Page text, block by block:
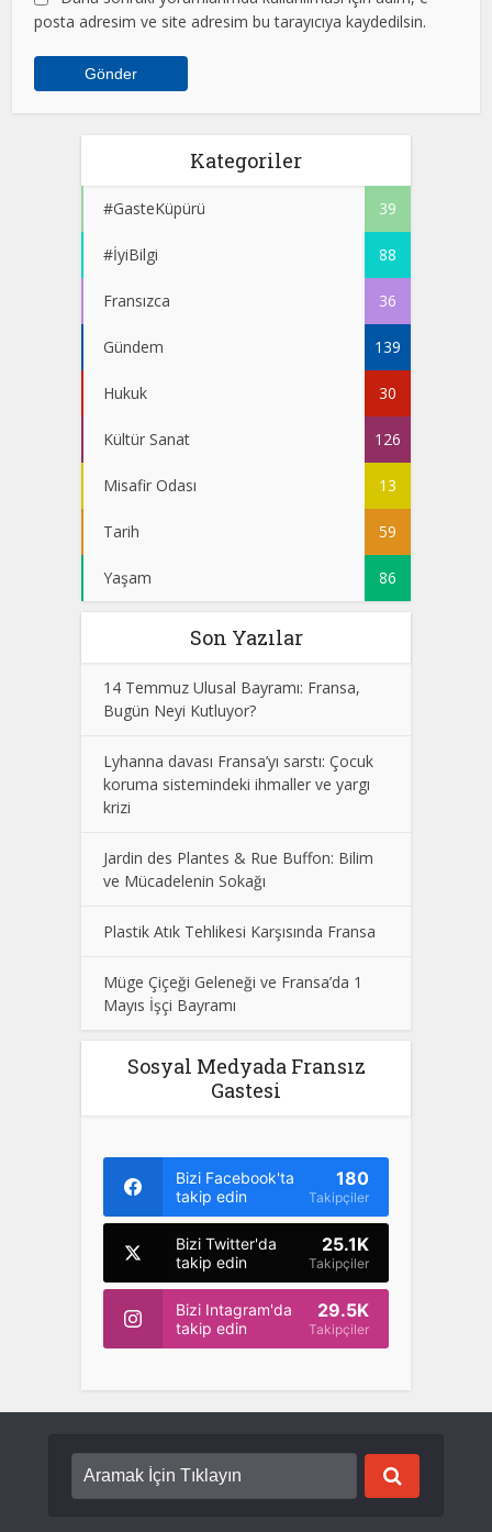
posta adresim ve site adresim bu tarayıcıya kaydedilsin.
Kategoriler
#GasteKüpürü 39
#İyiBilgi 88
Fransızca 36
Gündem 139
Hukuk 30
Kültür Sanat 126
Misafir Odası 13
Tarih 59
Yaşam 86
Son Yazılar
14 Temmuz Ulusal Bayramı: Fransa,
Bugün Neyi Kutluyor?
Lyhanna davası Fransa’yı sarstı: Çocuk
koruma sistemindeki ihmaller ve yargı
krizi
Jardin des Plantes & Rue Buffon: Bilim
ve Mücadelenin Sokağı
Plastik Atık Tehlikesi Karşısında Fransa
Müge Çiçeği Geleneği ve Fransa’da 1
Mayıs İşçi Bayramı
Sosyal Medyada Fransız
Gastesi
Bizi Facebook'ta
takip edin
180
Takipçiler
Bizi Twitter'da
takip edin
25.1K
Takipçiler
Bizi Intagram'da
takip edin
29.5K
Takipçiler